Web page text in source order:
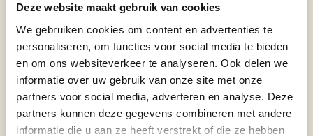
Deze website maakt gebruik van cookies
We gebruiken cookies om content en advertenties te
personaliseren, om functies voor social media te bieden
en om ons websiteverkeer te analyseren. Ook delen we
informatie over uw gebruik van onze site met onze
partners voor social media, adverteren en analyse. Deze
partners kunnen deze gegevens combineren met andere
informatie die u aan ze heeft verstrekt of die ze hebben
Na het rusten is het tijd om het vet van de
picanha krokant te maken. Leg de picanha
met de vetkant naar beneden op het rooster.
Let op dit zal een hoop vlammen veroorzaken.
Blijf de picanha op verschillende plekken
leggen, zodat deze niet in de vlammen ligt en